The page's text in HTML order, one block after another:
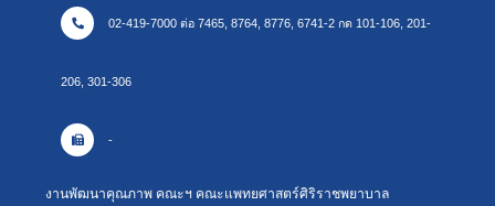
02-419-7000 ต่อ 7465, 8764, 8776, 6741-2 กด 101-106, 201-
206, 301-306
-
งานพัฒนาคุณภาพ คณะฯ คณะแพทยศาสตร์ศิริราชพยาบาล